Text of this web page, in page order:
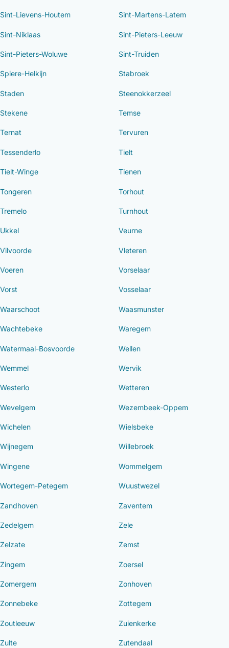
Sint-Lievens-Houtem Sint-Martens-Latem
Sint-Niklaas Sint-Pieters-Leeuw
Sint-Pieters-Woluwe Sint-Truiden
Spiere-Helkijn Stabroek
Staden Steenokkerzeel
Stekene Temse
Ternat Tervuren
Tessenderlo Tielt
Tielt-Winge Tienen
Tongeren Torhout
Tremelo Turnhout
Ukkel Veurne
Vilvoorde Vleteren
Voeren Vorselaar
Vorst Vosselaar
Waarschoot Waasmunster
Wachtebeke Waregem
Watermaal-Bosvoorde Wellen
Wemmel Wervik
Westerlo Wetteren
Wevelgem Wezembeek-Oppem
Wichelen Wielsbeke
Wijnegem Willebroek
Wingene Wommelgem
Wortegem-Petegem Wuustwezel
Zandhoven Zaventem
Zedelgem Zele
Zelzate Zemst
Zingem Zoersel
Zomergem Zonhoven
Zonnebeke Zottegem
Zoutleeuw Zuienkerke
Zulte Zutendaal